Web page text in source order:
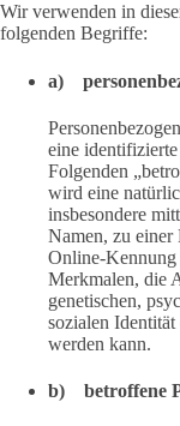
Wir verwenden in
folgenden Begriffe:
a)
eine
Folgenden
wird eine
insbesondere
Namen, zu einer
Online-Kennung
Merkmalen, die
genetischen,
sozialen
werden kann.
b) betroffene